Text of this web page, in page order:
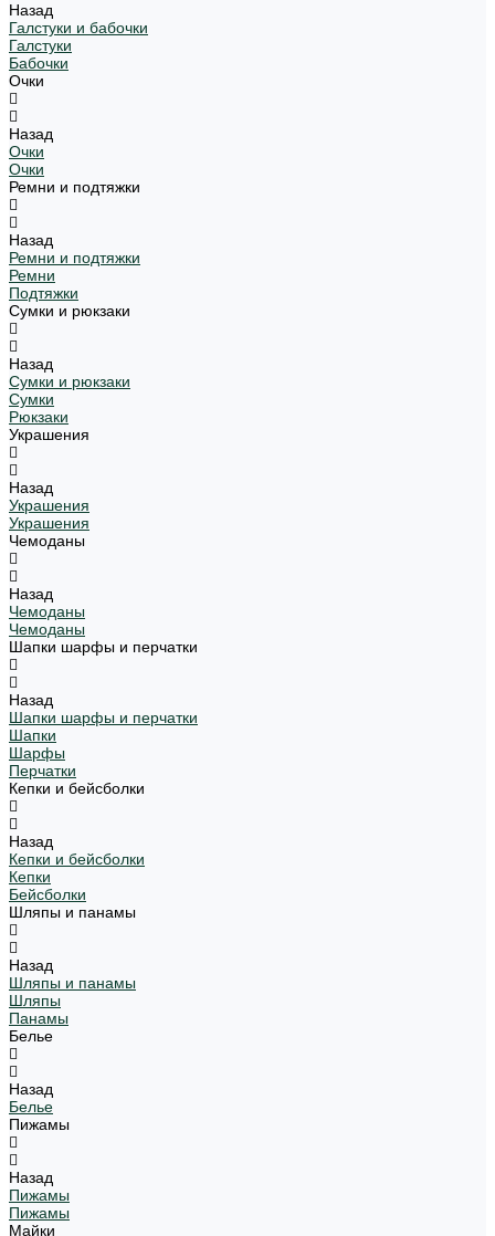
Назад
Галстуки и бабочки
Галстуки
Бабочки
Очки
Назад
Очки
Очки
Ремни и подтяжки
Назад
Ремни и подтяжки
Ремни
Подтяжки
Сумки и рюкзаки
Назад
Сумки и рюкзаки
Сумки
Рюкзаки
Украшения
Назад
Украшения
Украшения
Чемоданы
Назад
Чемоданы
Чемоданы
Шапки шарфы и перчатки
Назад
Шапки шарфы и перчатки
Шапки
Шарфы
Перчатки
Кепки и бейсболки
Назад
Кепки и бейсболки
Кепки
Бейсболки
Шляпы и панамы
Назад
Шляпы и панамы
Шляпы
Панамы
Белье
Назад
Белье
Пижамы
Назад
Пижамы
Пижамы
Майки